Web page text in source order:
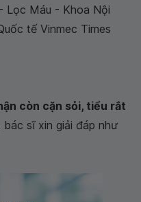
Lọc Máu - Khoa Nội
tế Vinmec Times
còn cặn sỏi, tiểu rắt
bác sĩ xin giải đáp như